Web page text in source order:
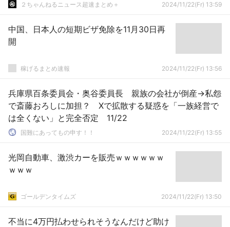
２ちゃんねるニュース超速まとめ＋ 2024/11/22(Fr) 13:59
中国、日本人の短期ビザ免除を11月30日再
開
稼げるまとめ速報 2024/11/22(Fr) 13:56
兵庫県百条委員会・奥谷委員長 親族の会社が倒産→私怨
で斎藤おろしに加担？ Xで拡散する疑惑を「一族経営で
は全くない」と完全否定 11/22
国難にあってもの申す！！ 2024/11/22(Fr) 13:55
光岡自動車、激渋カーを販売ｗｗｗｗｗｗ
ｗｗｗ
ゴールデンタイムズ 2024/11/22(Fr) 13:50
不当に4万円払わせられそうなんだけど助け